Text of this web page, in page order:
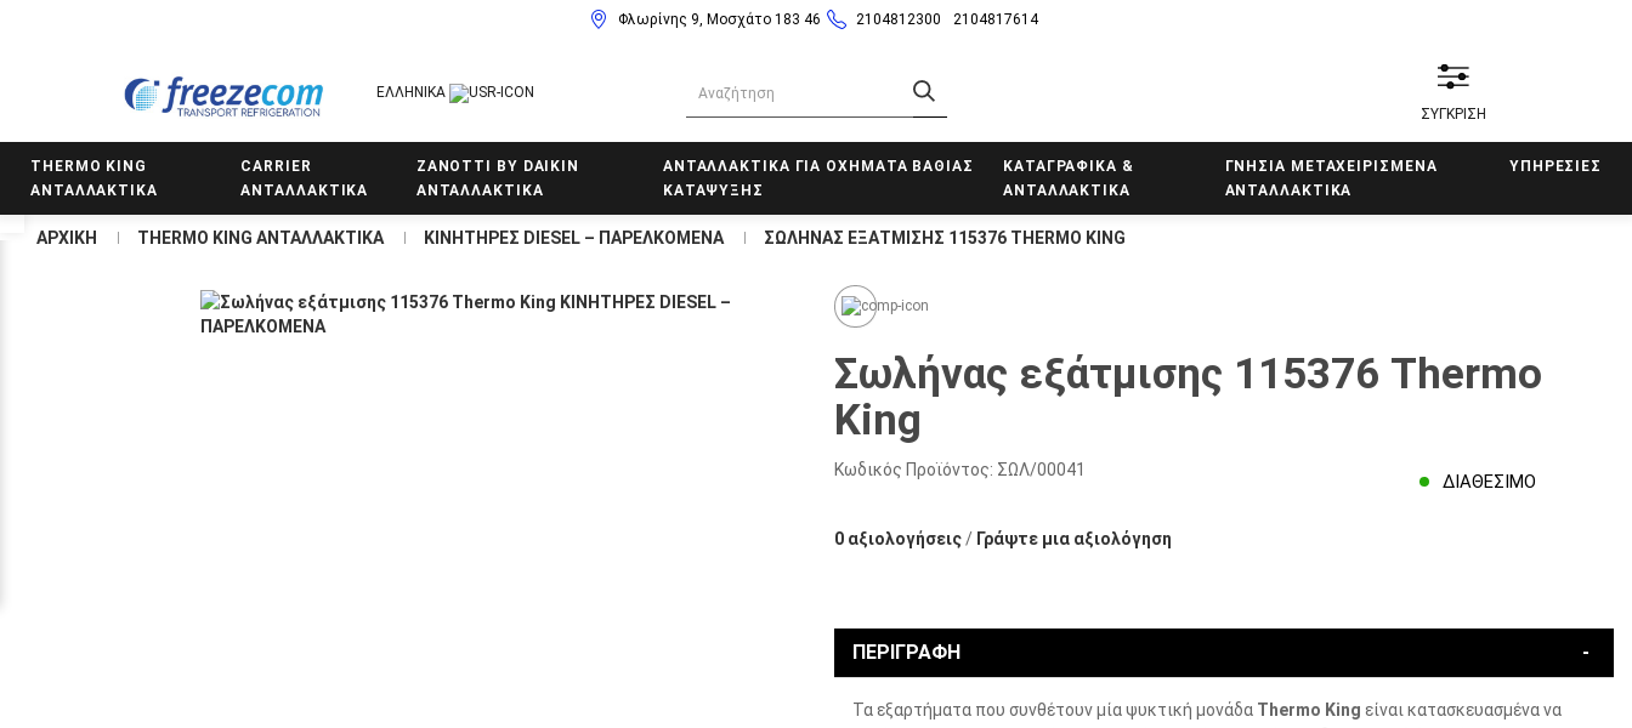
Φλωρίνης 9, Μοσχάτο 183 46 2104812300 2104817614
ΕΛΛΗΝΙΚΆ
ΣΥΓΚΡΙΣΗ
THERMO KING
ΑΝΤΑΛΛΑΚΤΙΚΑ
CARRIER
ΑΝΤΑΛΛΑΚΤΙΚΑ
ZANOTTI BY DAIKIN
ΑΝΤΑΛΛΑΚΤΙΚΑ
ΑΝΤΑΛΛΑΚΤΙΚΑ ΓΙΑ ΟΧΗΜΑΤΑ ΒΑΘΙΑΣ
ΚΑΤΑΨΥΞΗΣ
ΚΑΤΑΓΡΑΦΙΚΑ &
ΑΝΤΑΛΛΑΚΤΙΚΑ
ΓΝΗΣΙΑ ΜΕΤΑΧΕΙΡΙΣΜΕΝΑ
ΑΝΤΑΛΛΑΚΤΙΚΑ
ΥΠΗΡΕΣΊΕΣ
ΑΡΧΙΚΉ THERMO KING ΑΝΤΑΛΛΑΚΤΙΚΑ KΙΝΗΤΗΡΕΣ DIESEL – ΠΑΡΕΛΚΟΜΕΝΑ ΣΩΛΉΝΑΣ ΕΞΆΤΜΙΣΗΣ 115376 THERMO KING
Σωλήνας εξάτμισης 115376 Thermo
King
Κωδικός Προϊόντος: ΣΩΛ/00041
ΔΙΑΘΈΣΙΜΟ
0 αξιολογήσεις/ Γράψτε μια αξιολόγηση
ΠΕΡΙΓΡΑΦΉ
Τα εξαρτήματα που συνθέτουν μία ψυκτική μονάδα Thermo King είναι κατασκευασμένα να
Προσβασιμότητα